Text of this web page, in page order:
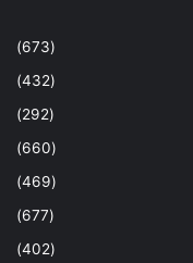
(673)
(432)
(292)
(660)
(469)
(677)
(402)